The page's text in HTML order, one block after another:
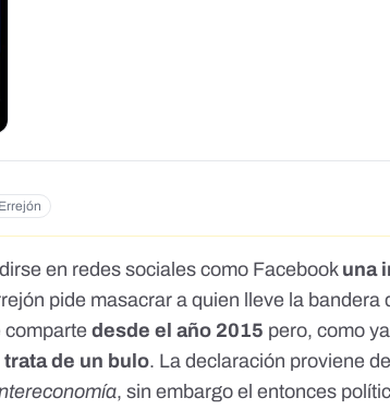
en redes sociales como Facebook una
pide masacrar a quien lleve la bandera
compartedesde el año 2015 pero, como
trata de un bulo. La declaración proviene
, sin embargo el entonces